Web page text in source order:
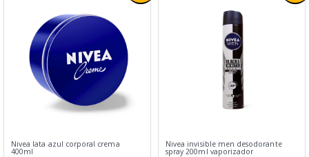
Nivea lata azul corporal crema
400ml
Nivea invisible men desodorante
spray 200ml vaporizador